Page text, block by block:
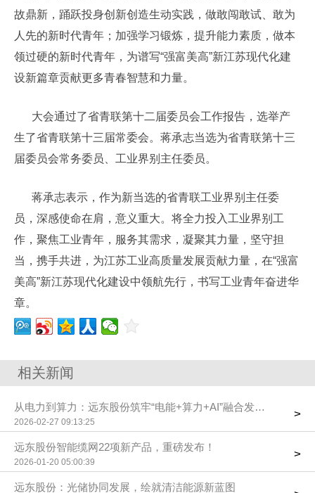
故鼎新，踊跃投身创新创造生动实践，做敢闯敢试、敢为
人先的新时代青年；加强学习锻炼，提升能力素质，做本
领过硬的新时代青年，为谱写“强富美高”新江苏现代化建
设新篇章贡献更多青春智慧和力量。
大会通过了省青联第十二届委员会工作报告，选举产
生了省青联第十三届常委会。蒋承志当选为省青联第十三
届委员会常务委员、工业界别主任委员。
蒋承志表示，作为新当选的省青联工业界别主任委
员，深感使命在肩，意义重大。将全力投入工业界别工
作，聚焦工业青年，服务其需求，凝聚其力量，坚守担
当，携手共进，为江苏工业高质量发展贡献力量，在“强富
美高”新江苏现代化建设中领航先行，书写工业青年奋进华
章。
相关新闻
从电力到算力：远东股份筑牢“电能+算力+AI”融合发展根基
2026-02-27 09:13:25
>
远东股份智能缆网22项新产品，重磅发布！
2026-01-20 05:00:39
>
远东股份：光储协同发展，绘就清洁能源新蓝图